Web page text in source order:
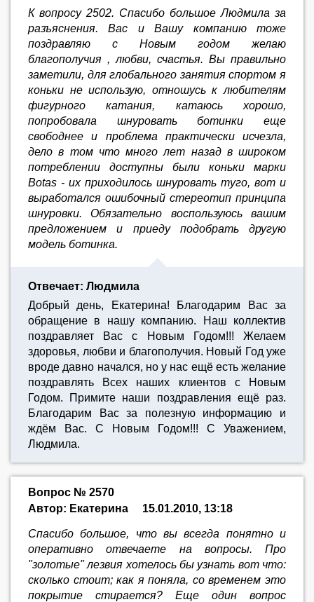
К вопросу 2502. Спасибо большое Людмила за
разъяснения. Вас и Вашу компанию тоже
поздравляю с Новым годом желаю
благополучия , любви, счастья. Вы правильно
заметили, для глобального занятия спортом я
коньки не использую, отношусь к любителям
фигурного катания, катаюсь хорошо,
попробовала шнуровать ботинки еще
свободнее и проблема практически исчезла,
дело в том что много лет назад в широком
потреблении доступны были коньки марки
Botas - их приходилось шнуровать туго, вот и
выработался ошибочный стереотип принципа
шнуровки. Обязательно воспользуюсь вашим
предложением и приеду подобрать другую
модель ботинка.
Отвечает: Людмила
Добрый день, Eкатерина! Благодарим Вас за
обращение в нашу компанию. Наш коллектив
поздравляет Вас с Новым Годом!!! Желаем
здоровья, любви и благополучия. Новый Год уже
вроде давно начался, но у нас ещё есть желание
поздравлять Всех наших клиентов с Новым
Годом. Примите наши поздравления ещё раз.
Благодарим Вас за полезную информацию и
ждём Вас. С Новым Годом!!! С Уважением,
Людмила.
Вопрос № 2570
Автор: Екатерина
15.01.2010, 13:18
Спасибо большое, что вы всегда понятно и
оперативно отвечаете на вопросы. Про
"золотые" лезвия хотелось бы узнать вот что:
сколько стоит; как я поняла, со временем это
покрытие стирается? Еще один вопрос